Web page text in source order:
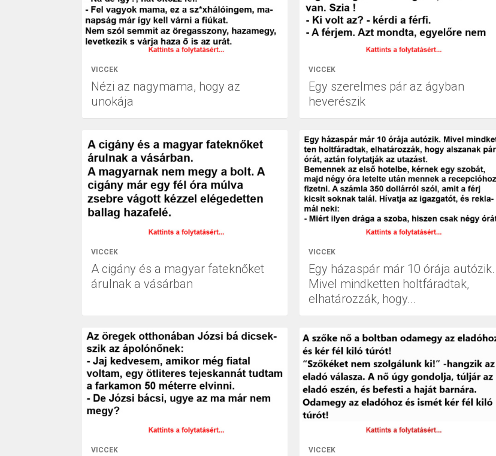
VICCEK
Nézi az nagymama, hogy az
unokája
VICCEK
Egy szerelmes pár az ágyban
heverészik
VICCEK
A cigány és a magyar fateknőket
árulnak a vásárban
VICCEK
Egy házaspár már 10 órája autózik.
Mivel mindketten holtfáradtak,
elhatározzák, hogy...
VICCEK VICCEK